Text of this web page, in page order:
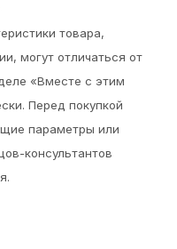
товара,
могут отличаться от
«Вместе с этим
Перед покупкой
параметры или
консультантов